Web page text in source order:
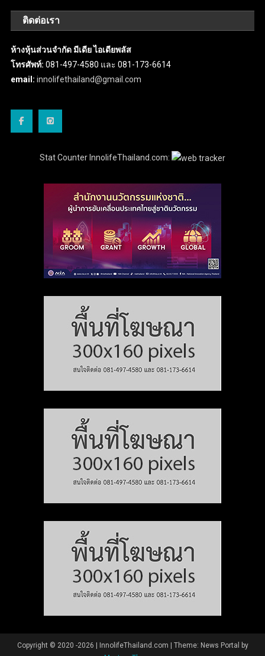
ติดต่อเรา
ห้างหุ้นส่วนจำกัด มีเดีย ไอเดียพลัส
โทรศัพท์: 081-497-4580 และ 081-173-6614
email: innolifethailand@gmail.com
Stat Counter InnolifeThailand.com:
Copyright © 2020 -2026 | InnolifeThailand.com | Theme: News Portal by